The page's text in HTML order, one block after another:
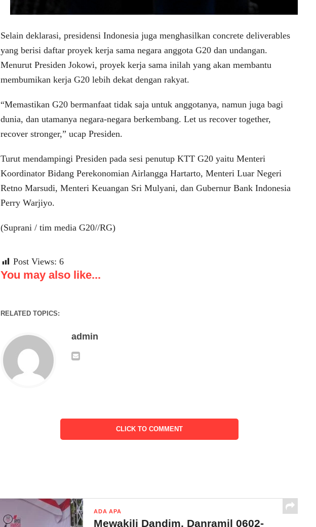
Selain deklarasi, presidensi Indonesia juga menghasilkan concrete deliverables
yang berisi daftar proyek kerja sama negara anggota G20 dan undangan.
Menurut Presiden Jokowi, proyek kerja sama inilah yang akan membantu
membumikan kerja G20 lebih dekat dengan rakyat.
“Memastikan G20 bermanfaat tidak saja untuk anggotanya, namun juga bagi
dunia, dan utamanya negara-negara berkembang. Let us recover together,
recover stronger,” ucap Presiden.
Turut mendampingi Presiden pada sesi penutup KTT G20 yaitu Menteri
Koordinator Bidang Perekonomian Airlangga Hartarto, Menteri Luar Negeri
Retno Marsudi, Menteri Keuangan Sri Mulyani, dan Gubernur Bank Indonesia
Perry Warjiyo.
(Suprani / tim media G20//RG)
Post Views: 6
You may also like...
RELATED TOPICS:
admin
CLICK TO COMMENT
ADA APA
Mewakili Dandim, Danramil 0602-